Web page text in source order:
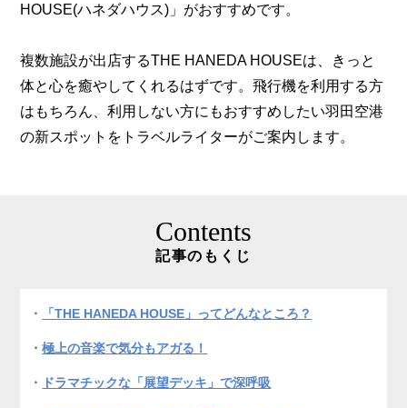
HOUSE(ハネダハウス)」がおすすめです。
複数施設が出店するTHE HANEDA HOUSEは、きっと
体と心を癒やしてくれるはずです。飛行機を利用する方
はもちろん、利用しない方にもおすすめしたい羽田空港
の新スポットをトラベルライターがご案内します。
Contents
記事のもくじ
「THE HANEDA HOUSE」ってどんなところ？
極上の音楽で気分もアガる！
ドラマチックな「展望デッキ」で深呼吸